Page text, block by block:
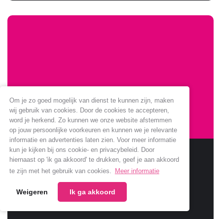
Om je zo goed mogelijk van dienst te kunnen zijn, maken
wij gebruik van cookies. Door de cookies te accepteren,
word je herkend. Zo kunnen we onze website afstemmen
op jouw persoonlijke voorkeuren en kunnen we je relevante
informatie en advertenties laten zien. Voor meer informatie
kun je kijken bij ons cookie- en privacybeleid. Door
hiernaast op 'ik ga akkoord' te drukken, geef je aan akkoord
te zijn met het gebruik van cookies.
Meer informatie
Weigeren Ik ga akkoord
Sponsoring Jumbo verlengt
Jumbo verlengt samenwerking met onze club.